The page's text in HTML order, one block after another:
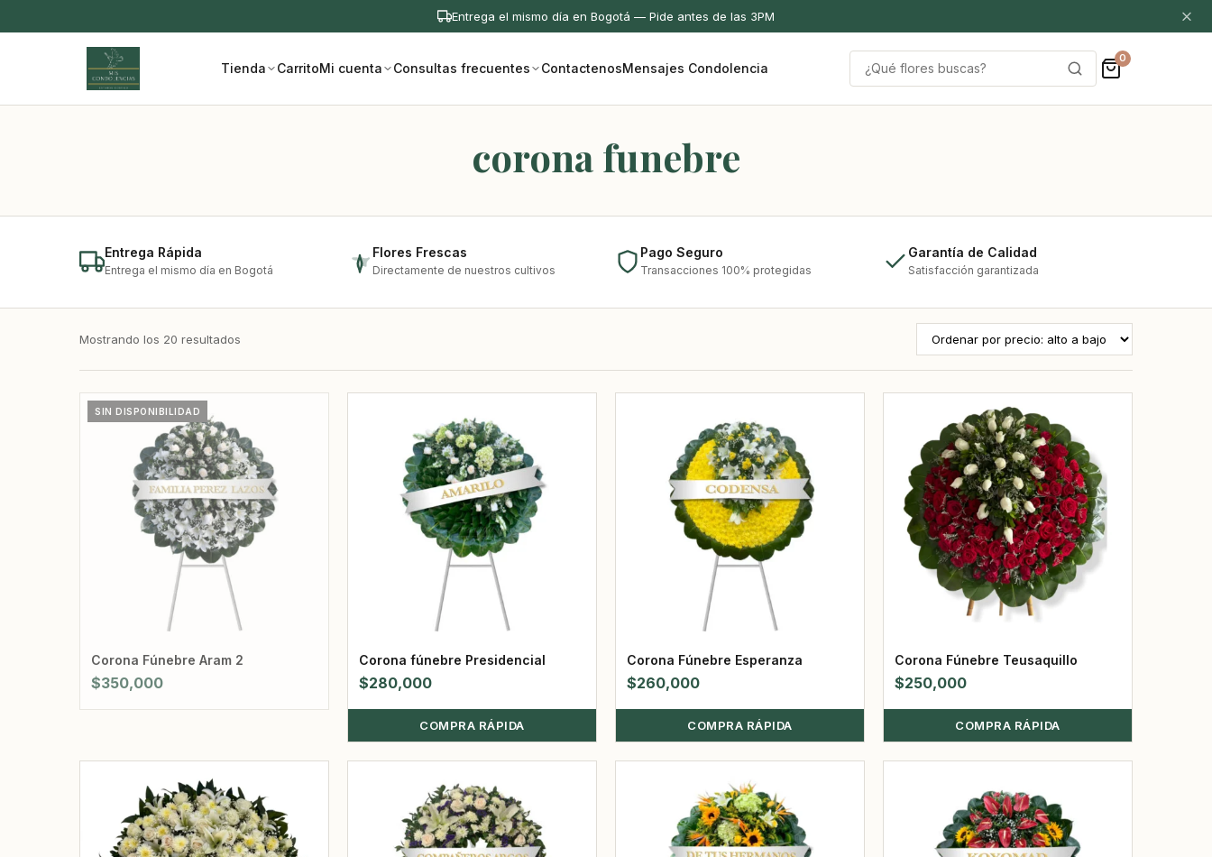
Entrega el mismo día en Bogotá — Pide antes de las 3PM
Tienda CarritoMi cuenta Consultas frecuentes ContactenosMensajes Condolencia
Buscar
por:
0
corona funebre
Entrega Rápida
Entrega el mismo día en Bogotá
Flores Frescas
Directamente de nuestros cultivos
Pago Seguro
Transacciones 100% protegidas
Garantía de Calidad
Satisfacción garantizada
Mostrando los 20 resultados
SIN DISPONIBILIDAD
Corona Fúnebre Aram 2
$350,000
Corona fúnebre Presidencial
$280,000
COMPRA RÁPIDA
Corona Fúnebre Esperanza
$260,000
COMPRA RÁPIDA
Corona Fúnebre Teusaquillo
$250,000
COMPRA RÁPIDA